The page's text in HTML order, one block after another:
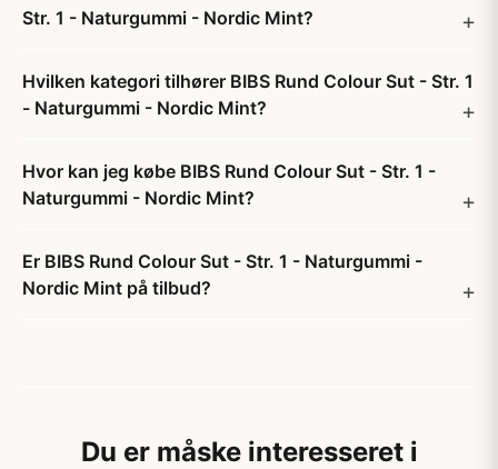
Str. 1 - Naturgummi - Nordic Mint?
Hvilken kategori tilhører BIBS Rund Colour Sut - Str. 1
- Naturgummi - Nordic Mint?
Hvor kan jeg købe BIBS Rund Colour Sut - Str. 1 -
Naturgummi - Nordic Mint?
Er BIBS Rund Colour Sut - Str. 1 - Naturgummi -
Nordic Mint på tilbud?
Du er måske interesseret i